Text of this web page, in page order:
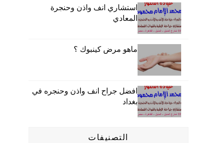
استشاري انف واذن وحنجرة
المعادي
ماهو مرض كينبوك ؟
افضل جراح انف واذن وحنجره في
بغداد
التصنيفات